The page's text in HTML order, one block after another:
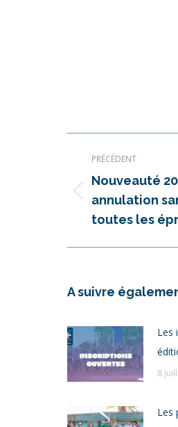
article
PRÉCÉDENT
Article
précédent
Nouveauté
annulation
toutes les
A suivre
Les
8
Les